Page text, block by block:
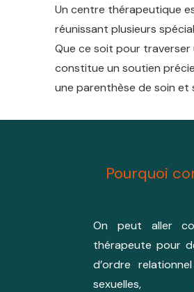
Un centre thérapeutique
réunissant plusieurs
Que ce soit pour traverser
constitue un soutien
une parenthèse de soin et
Pourquoi
On peut aller
thérapeute pour
d’ordre
sexuelles,